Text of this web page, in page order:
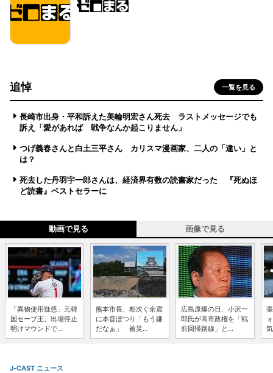
追悼 一覧を見る
長崎市出身・平和訴えた美輪明宏さん死去 ラストメッセージでも
訴え「愛があれば 戦争なんか起こりません」
つげ義春さんと白土三平さん カリスマ漫画家、二人の「違い」と
は？
死去した丹羽宇一郎さんは、経済界有数の読書家だった 『死ぬほ
ど読書』ベストセラーに
動画で見る 画像で見る
「異物使用疑惑」元韓
国セーブ王、出場停止
明けマウンドで...
熊本市長、相次ぐ余震
に本音ぽつり「もう嫌
だなぁ」 被災...
広島原爆の日、小沢一
郎氏が高市政権を「戦
前回帰路線」と...
J-CAST ニュース